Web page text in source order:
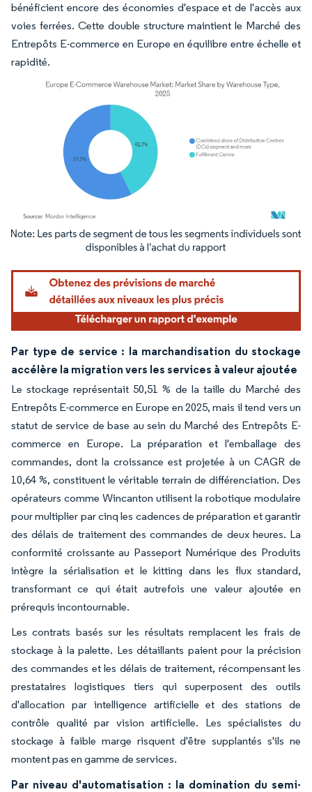
bénéficient encore des économies d'espace et de l'accès aux
voies ferrées. Cette double structure maintient le Marché des
Entrepôts E-commerce en Europe en équilibre entre échelle et
rapidité.
Image © Mordor Intelligence. La réutilisation nécessite une attribution sous CC BY
Par type de service : la marchandisation du stockage
accélère la migration vers les services à valeur ajoutée
Le stockage représentait 50,51 % de la taille du Marché des
Entrepôts E-commerce en Europe en 2025, mais il tend vers un
statut de service de base au sein du Marché des Entrepôts E-
commerce en Europe. La préparation et l'emballage des
commandes, dont la croissance est projetée à un CAGR de
10,64 %, constituent le véritable terrain de différenciation. Des
opérateurs comme Wincanton utilisent la robotique modulaire
pour multiplier par cinq les cadences de préparation et garantir
des délais de traitement des commandes de deux heures. La
conformité croissante au Passeport Numérique des Produits
intègre la sérialisation et le kitting dans les flux standard,
transformant ce qui était autrefois une valeur ajoutée en
prérequis incontournable.
Les contrats basés sur les résultats remplacent les frais de
stockage à la palette. Les détaillants paient pour la précision
des commandes et les délais de traitement, récompensant les
prestataires logistiques tiers qui superposent des outils
d'allocation par intelligence artificielle et des stations de
contrôle qualité par vision artificielle. Les spécialistes du
stockage à faible marge risquent d'être supplantés s'ils ne
montent pas en gamme de services.
Par niveau d'automatisation : la domination du semi-